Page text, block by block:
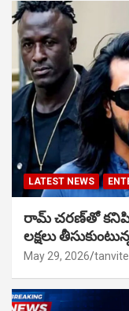
LATEST NEWS
రామ్ చరణ్‌తో
లక్షలు
May 29, 2026